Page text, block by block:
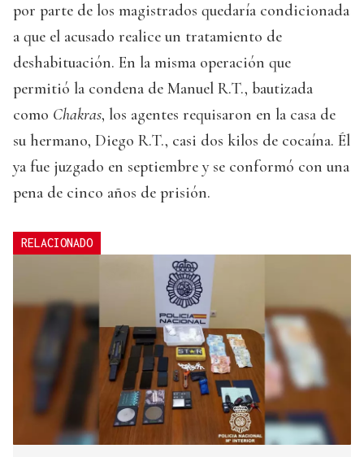
por parte de los magistrados quedaría condicionada
a que el acusado realice un tratamiento de
deshabituación. En la misma operación que
permitió la condena de Manuel R.T., bautizada
como Chakras, los agentes requisaron en la casa de
su hermano, Diego R.T., casi dos kilos de cocaína. Él
ya fue juzgado en septiembre y se conformó con una
pena de cinco años de prisión.
RELACIONADO